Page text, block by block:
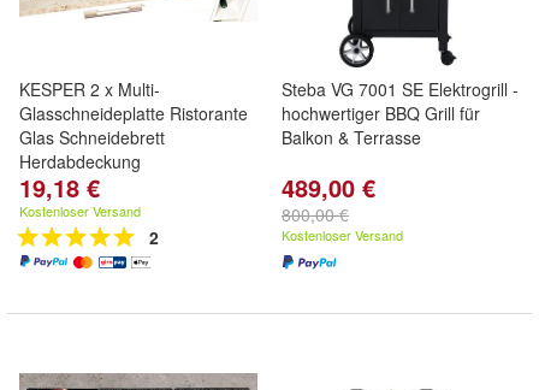
KESPER 2 x Multi-
Glasschneideplatte Ristorante
Glas Schneidebrett
Herdabdeckung
19,18 €
Kostenloser Versand
2
Steba VG 7001 SE Elektrogrill -
hochwertiger BBQ Grill für
Balkon & Terrasse
489,00 €
800,00 €
Kostenloser Versand